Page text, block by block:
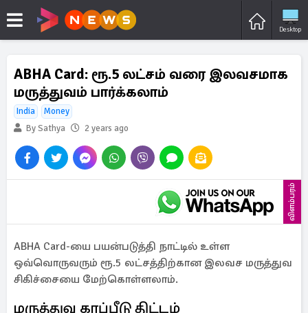
Desktop
ABHA Card: ரூ.5 லட்சம் வரை இலவசமாக
மருத்துவம் பார்க்கலாம்
India
Money
By Sathya
2 years ago
விளம்பரம்
ABHA Card-யை பயன்படுத்தி நாட்டில் உள்ள
ஒவ்வொருவரும் ரூ.5 லட்சத்திற்கான இலவச மருத்துவ
சிகிச்சையை மேற்கொள்ளலாம்.
மருத்துவ காப்பீடு திட்டம்